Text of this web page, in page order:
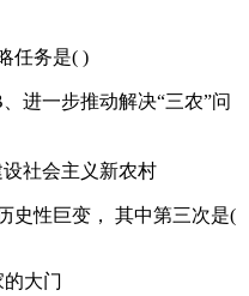
任务是( )
进一步推动解决“三农”问
社会主义新农村
史性巨变， 其中第三次是(
大门